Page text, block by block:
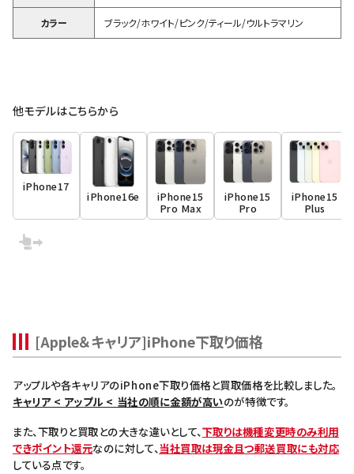
カラー ブラック/ホワイト/ピンク/ティール/ウルトラマリン
他モデルはこちらから
iPhone17
iPhone16e iPhone15
Pro Max
iPhone15
Pro
iPhone15
Plus
[Apple＆キャリア]iPhone下取り価格
アップルや各キャリアのiPhone下取り価格と買取価格を比較しました。
キャリア < アップル < 当社の順に金額が高いのが特徴です。
また、下取りと買取との大きな違いとして、下取りは機種変更時のみ利用
できポイント還元なのに対して、当社買取は現金且つ郵送買取にも対応
している点です。